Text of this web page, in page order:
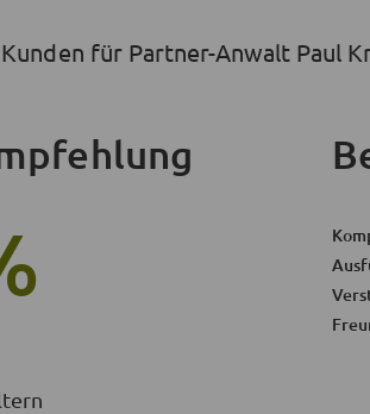
für Partner-Anwalt Paul